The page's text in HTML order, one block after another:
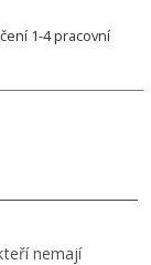
1-4 pracovní
nemají